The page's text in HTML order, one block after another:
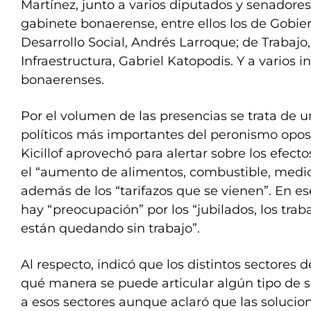
Martínez, junto a varios diputados y
gabinete bonaerense, entre ellos los de
Desarrollo Social, Andrés Larroque; de
Infraestructura, Gabriel Katopodis. Y a varios
bonaerenses.
Por el volumen de las presencias se trata de
políticos más importantes del peronismo
Kicillof aprovechó para alertar sobre los
el “aumento de alimentos, combustible,
además de los “tarifazos que se vienen”. En
hay “preocupación” por los “jubilados, los
están quedando sin trabajo”.
Al respecto, indicó que los distintos sectores
qué manera se puede articular algún tipo de
a esos sectores aunque aclaró que las